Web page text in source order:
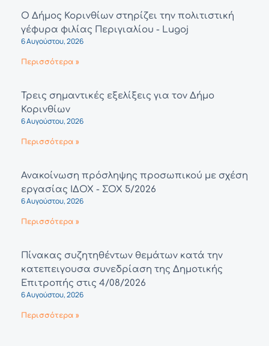
Ο Δήμος Κορινθίων στηρίζει την πολιτιστική
γέφυρα φιλίας Περιγιαλίου - Lugoj
6 Αυγούστου, 2026
Περισσότερα »
Τρεις σημαντικές εξελίξεις για τον Δήμο
Κορινθίων
6 Αυγούστου, 2026
Περισσότερα »
Ανακοίνωση πρόσληψης προσωπικού με σχέση
εργασίας ΙΔΟΧ - ΣΟΧ 5/2026
6 Αυγούστου, 2026
Περισσότερα »
Πίνακας συζητηθέντων θεμάτων κατά την
κατεπειγουσα συνεδρίαση της Δημοτικής
Επιτροπής στις 4/08/2026
6 Αυγούστου, 2026
Περισσότερα »